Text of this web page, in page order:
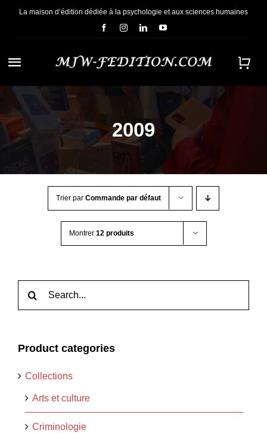
PasserLa maison d’édition dédiée à la psychologie et aux sciences humaines
Navigation
à
bascule
ACCUEIL
NOUS CONNAÎTRE
CONTACT
2009
Trier par Commande par défaut
Montrer 12 produits
Product categories
Collections
Arts et culture
Criminologie